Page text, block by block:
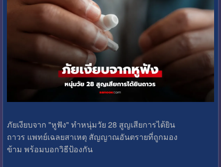
ภัยเงียบจาก "หูฟัง" ทำหนุ่มวัย 28 สูญเสียการได้ยิน
ถาวร แพทย์เฉลยสาเหตุ สัญญาณอันตรายที่ถูกมอง
ข้าม พร้อมบอกวิธีป้องกัน